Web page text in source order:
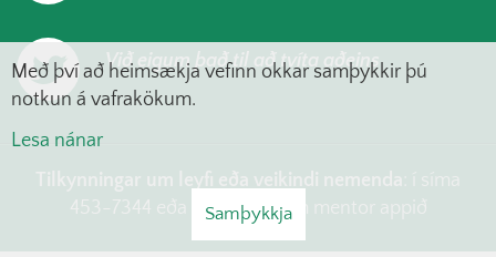
Við eigum það til að tvíta aðeins
453-7344 eða skrá í gegnum mentor appið
Með því að heimsækja vefinn okkar samþykkir þú
notkun á vafrakökum.
Lesa nánar
Samþykkja